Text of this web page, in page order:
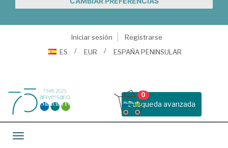
Iniciar sesión
Registrarse
ES
EUR ESPAÑA PENINSULAR
Busqueda avanzada
0
Toggle navigation